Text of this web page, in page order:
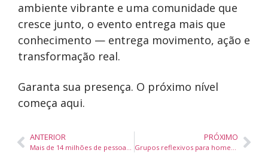
ambiente vibrante e uma comunidade que
cresce junto, o evento entrega mais que
conhecimento — entrega movimento, ação e
transformação real.
Garanta sua presença. O próximo nível
começa aqui.
ANTERIOR
Mais de 14 milhões de pessoas superam a pobreza com avanços do CadÚnico em dois anos
PRÓXIMO
Grupos reflexivos para homens mostram eficácia na prevenção de violência doméstica em Santa Catarina